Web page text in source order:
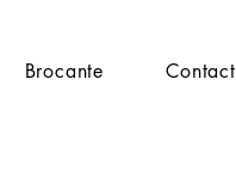
Brocante Contact